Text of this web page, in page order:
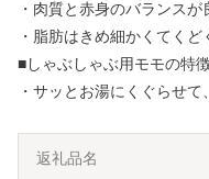
・肉質と赤身のバランスが
・脂肪はきめ細かくてく
■しゃぶしゃぶ用モモの特
・サッとお湯にくぐらせて
返礼品名